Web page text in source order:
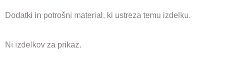
Dodatki in potrošni material, ki ustreza temu izdelku.
Ni izdelkov za prikaz.